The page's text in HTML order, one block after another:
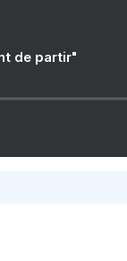
de partir"